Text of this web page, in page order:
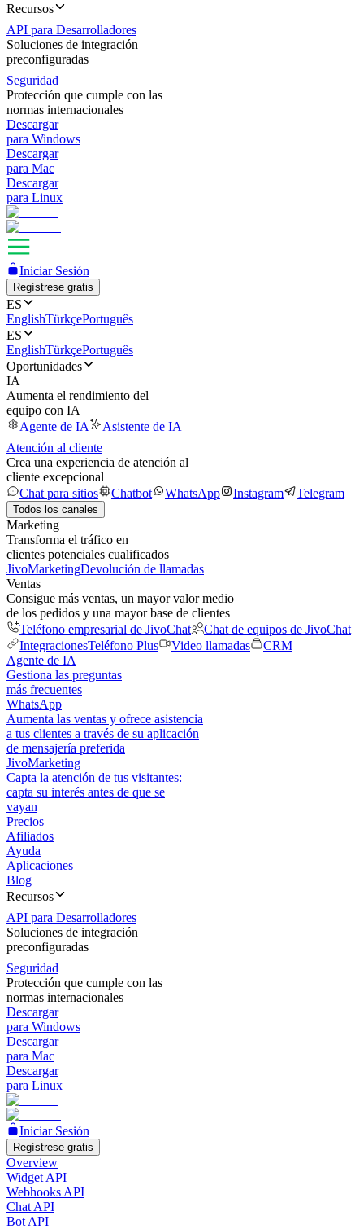
Recursos
API para Desarrolladores
Soluciones de integración
preconfiguradas
Seguridad
Protección que cumple con las
normas internacionales
Descargar
para Windows
Descargar
para Mac
Descargar
para Linux
Iniciar Sesión
Regístrese gratis
ES
EnglishTürkçePortuguês
ES
EnglishTürkçePortuguês
Oportunidades
IA
Aumenta el rendimiento del
equipo con IA
Agente de IA
Asistente de IA
Atención al cliente
Crea una experiencia de atención al
cliente excepcional
Chat para sitios
Chatbot WhatsApp Instagram Telegram
Todos los canales
Marketing
Transforma el tráfico en
clientes potenciales cualificados
JivoMarketingDevolución de llamadas
Ventas
Consigue más ventas, un mayor valor medio
de los pedidos y una mayor base de clientes
Teléfono empresarial de JivoChat
Chat de equipos de JivoChat
IntegracionesTeléfono Plus Video llamadas
CRM
Agente de IA
Gestiona las preguntas
más frecuentes
WhatsApp
Aumenta las ventas y ofrece asistencia
a tus clientes a través de su aplicación
de mensajería preferida
JivoMarketing
Capta la atención de tus visitantes:
capta su interés antes de que se
vayan
Precios
Afiliados
Ayuda
Aplicaciones
Blog
Recursos
API para Desarrolladores
Soluciones de integración
preconfiguradas
Seguridad
Protección que cumple con las
normas internacionales
Descargar
para Windows
Descargar
para Mac
Descargar
para Linux
Iniciar Sesión
Regístrese gratis
Overview
Widget API
Webhooks API
Chat API
Bot API